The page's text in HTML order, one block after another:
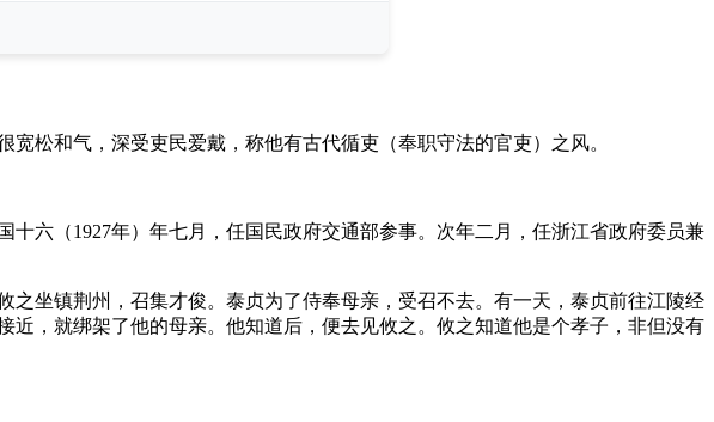
松和气，深受吏民爱戴，称他有古代循吏（奉职守法的官吏）之风。
六（1927年）年七月，任国民政府交通部参事。次年二月，任浙江省政府委员兼
坐镇荆州，召集才俊。泰贞为了侍奉母亲，受召不去。有一天，泰贞前往江陵经
，就绑架了他的母亲。他知道后，便去见攸之。攸之知道他是个孝子，非但没有